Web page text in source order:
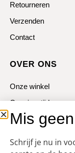
Retourneren
Verzenden
Contact
OVER ONS
Onze winkel
Openingstijden
Koopzondagen
Mis
Schrijf je nu in